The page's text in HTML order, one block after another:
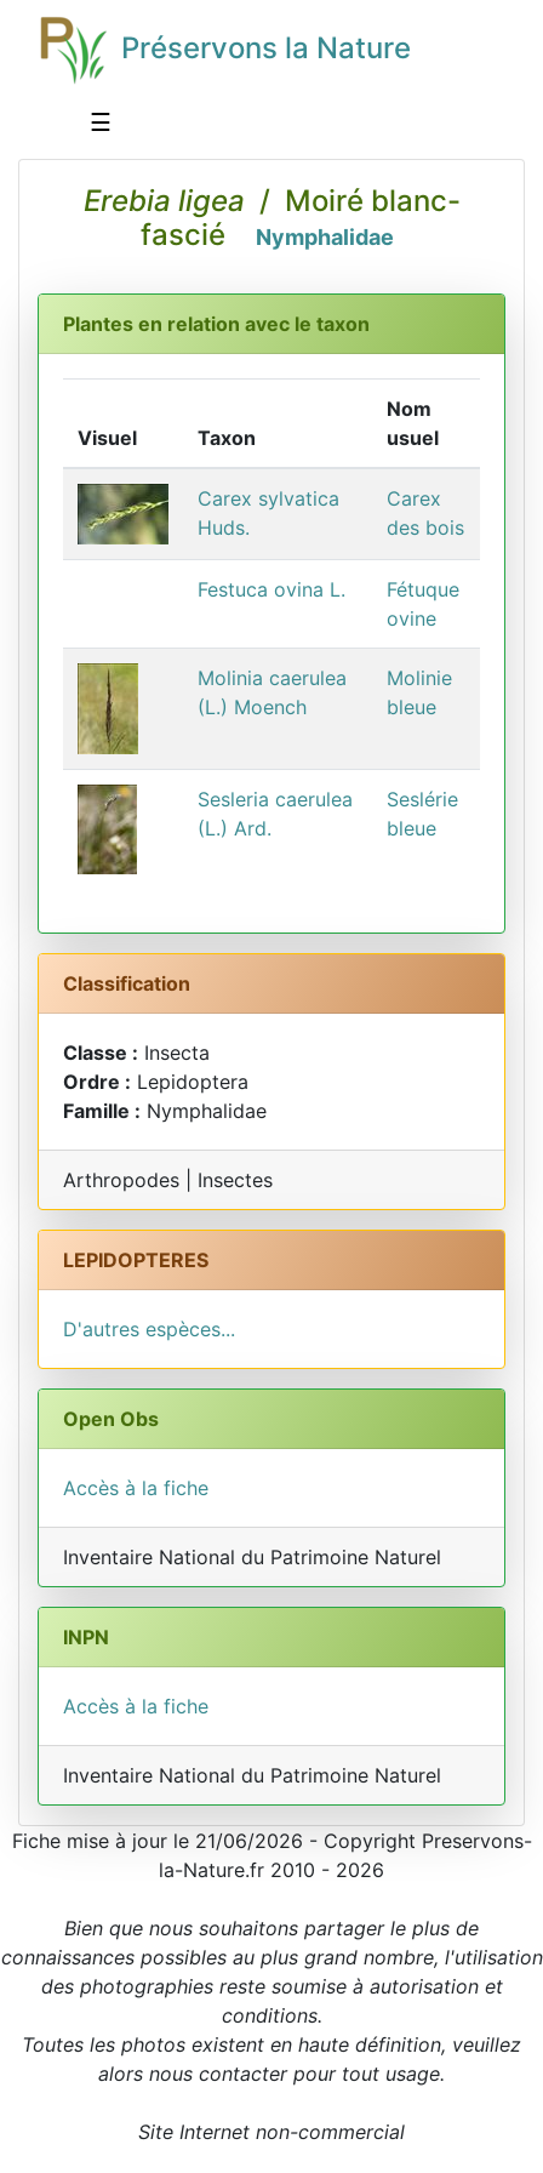
Préservons la Nature
☰
Erebia ligea / Moiré blanc-
fascié
Nymphalidae
Plantes en relation avec le taxon
Visuel Taxon
Nom
usuel
Carex sylvatica
Huds.
Carex
des bois
Festuca ovina L.
Fétuque
ovine
Molinia caerulea
(L.) Moench
Molinie
bleue
Sesleria caerulea
(L.) Ard.
Seslérie
bleue
Classification
Classe : Insecta
Ordre : Lepidoptera
Famille : Nymphalidae
Arthropodes | Insectes
LEPIDOPTERES
D'autres espèces...
Open Obs
Accès à la fiche
Inventaire National du Patrimoine Naturel
INPN
Accès à la fiche
Inventaire National du Patrimoine Naturel
Fiche mise à jour le 21/06/2026 - Copyright Preservons-
la-Nature.fr 2010 - 2026
Bien que nous souhaitons partager le plus de
connaissances possibles au plus grand nombre, l'utilisation
des photographies reste soumise à autorisation et
conditions.
Toutes les photos existent en haute définition, veuillez
alors nous contacter pour tout usage.
Site Internet non-commercial